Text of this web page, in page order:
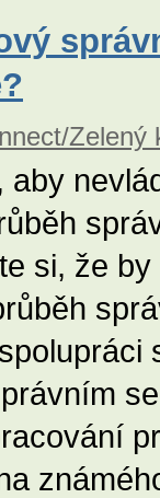
Zelený
aby
si, že